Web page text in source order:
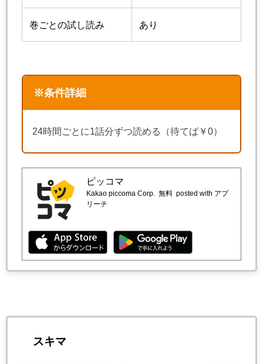
巻ごとの試し読み あり
※条件詳細
24時間ごとに1話分ずつ読める（待てば￥0）
ピッコマ
Kakao piccoma Corp. 無料 posted with アプ
リーチ
スキマ